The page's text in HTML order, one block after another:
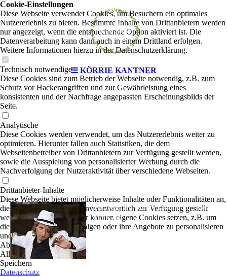
KÖRRIE KANTNER
KÖRRIE KANTNER |Swing-
Funk-Jazz
Teilen Deutschlands bekannt.
Cookie-Einstellungen
Diese Webseite verwendet Cookies, um Besuchern ein optimales
Nutzererlebnis zu bieten. Bestimmte Inhalte von Drittanbietern werden
nur angezeigt, wenn die entsprechende Option aktiviert ist. Die
Datenverarbeitung kann dann auch in einem Drittland erfolgen.
Weitere Informationen hierzu in der Datenschutzerklärung.
Technisch notwendige
Diese Cookies sind zum Betrieb der Webseite notwendig, z.B. zum
Schutz vor Hackerangriffen und zur Gewährleistung eines
konsistenten und der Nachfrage angepassten Erscheinungsbilds der
Seite.
Analytische
Diese Cookies werden verwendet, um das Nutzererlebnis weiter zu
optimieren. Hierunter fallen auch Statistiken, die dem
Webseitenbetreiber von Drittanbietern zur Verfügung gestellt werden,
sowie die Ausspielung von personalisierter Werbung durch die
Nachverfolgung der Nutzeraktivität über verschiedene Webseiten.
Drittanbieter-Inhalte
Diese Webseite bietet möglicherweise Inhalte oder Funktionalitäten an,
die von Drittanbietern eigenverantwortlich zur Verfügung gestellt
werden. Diese Drittanbieter können eigene Cookies setzen, z.B. um
die Nutzeraktivität zu verfolgen oder ihre Angebote zu personalisieren
und zu optimieren.
Ablehnen
Alle akzeptieren
Speichern
Datenschutz